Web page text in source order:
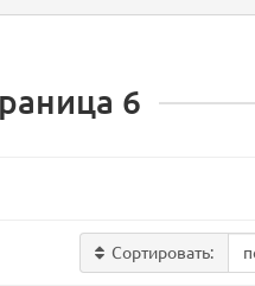
6
Сортировать: